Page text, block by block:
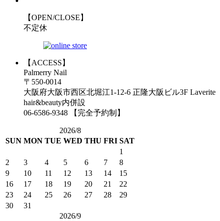
【OPEN/CLOSE】
不定休
【ACCESS】
Palmerry Nail
〒550-0014
大阪府大阪市西区北堀江1-12-6 正隆大阪ビル3F Laverite
hair&beauty内併設
06-6586-9348 【完全予約制】
2026/8
SUN MON TUE WED THU FRI SAT
1
2
3 4 5 6 7
8
9
10 11 12 13 14
15
16
17 18 19 20 21
22
23
24 25 26 27 28
29
30
31
2026/9